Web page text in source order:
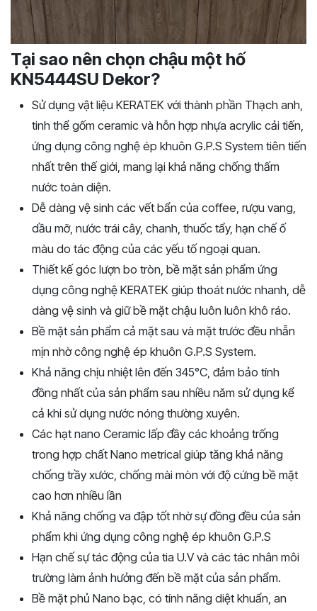
Tại sao nên chọn chậu một hố
KN5444SU Dekor?
Sử dụng vật liệu KERATEK với thành phần Thạch anh,
tinh thể gốm ceramic và hỗn hợp nhựa acrylic cải tiến,
ứng dụng công nghệ ép khuôn G.P.S System tiên tiến
nhất trên thế giới, mang lại khả năng chống thấm
nước toàn diện.
Dễ dàng vệ sinh các vết bẩn của coffee, rượu vang,
dầu mỡ, nước trái cây, chanh, thuốc tẩy, hạn chế ố
màu do tác động của các yếu tố ngoại quan.
Thiết kế góc lượn bo tròn, bề mặt sản phẩm ứng
dụng công nghệ KERATEK giúp thoát nước nhanh, dễ
dàng vệ sinh và giữ bề mặt chậu luôn luôn khô ráo.
Bề mặt sản phẩm cả mặt sau và mặt trước đều nhẵn
mịn nhờ công nghệ ép khuôn G.P.S System.
Khả năng chịu nhiệt lên đến 345°C, đảm bảo tính
đồng nhất của sản phẩm sau nhiều năm sử dụng kể
cả khi sử dụng nước nóng thường xuyên.
Các hạt nano Ceramic lấp đầy các khoảng trống
trong hợp chất Nano metrical giúp tăng khả năng
chống trầy xước, chống mài mòn với độ cứng bề mặt
cao hơn nhiều lần
Khả năng chống va đập tốt nhờ sự đồng đều của sản
phẩm khi ứng dụng công nghệ ép khuôn G.P.S
Hạn chế sự tác động của tia U.V và các tác nhân môi
trường làm ảnh hưởng đến bề mặt của sản phẩm.
Bề mặt phủ Nano bạc, có tính năng diệt khuẩn, an